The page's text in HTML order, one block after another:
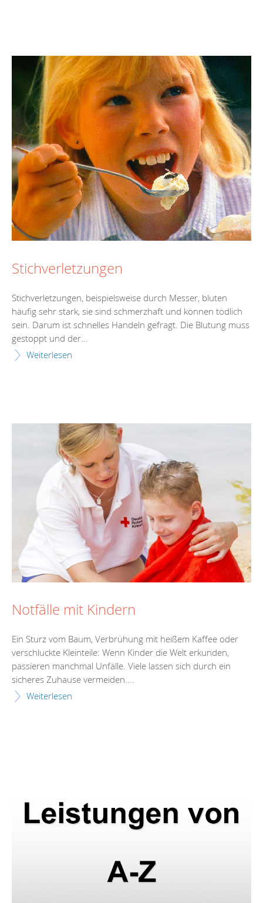
Stichverletzungen
Stichverletzungen, beispielsweise durch Messer, bluten
häufig sehr stark, sie sind schmerzhaft und können tödlich
sein. Darum ist schnelles Handeln gefragt. Die Blutung muss
gestoppt und der...
Weiterlesen
Notfälle mit Kindern
Ein Sturz vom Baum, Verbrühung mit heißem Kaffee oder
verschluckte Kleinteile: Wenn Kinder die Welt erkunden,
passieren manchmal Unfälle. Viele lassen sich durch ein
sicheres Zuhause vermeiden....
Weiterlesen